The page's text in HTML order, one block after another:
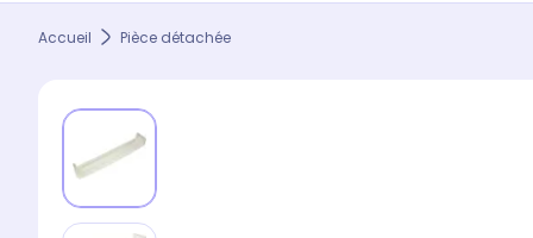
Accueil Pièce détachée